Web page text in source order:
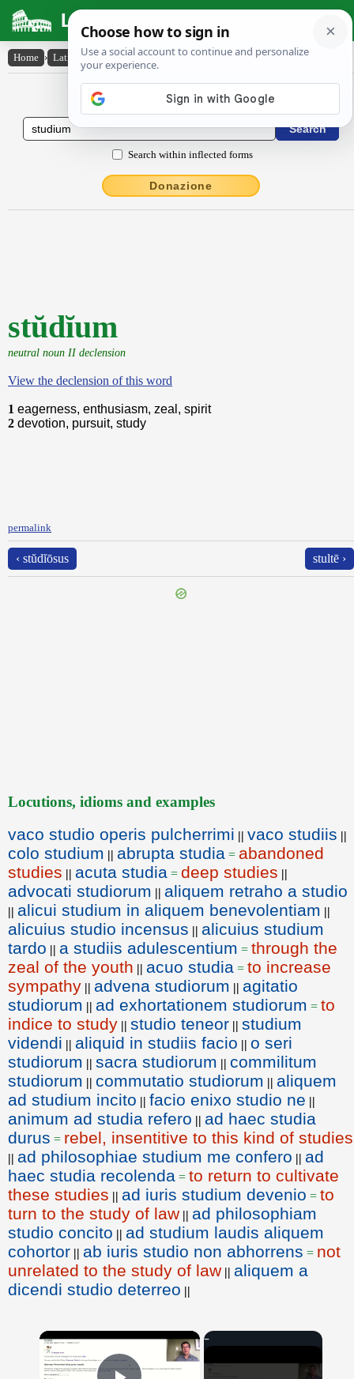
Latin Dictionary
Home › Latin-English › stŭdĭum
Latin to English Dictionary
Search within inflected forms
Donazione
stŭdĭum
neutral noun II declension
View the declension of this word
1 eagerness, enthusiasm, zeal, spirit
2 devotion, pursuit, study
permalink
‹ stŭdĭōsus stultē ›
Locutions, idioms and examples
vaco studio operis pulcherrimi || vaco studiis ||
colo studium || abrupta studia = abandoned
studies || acuta studia = deep studies ||
advocati studiorum || aliquem retraho a studio
|| alicui studium in aliquem benevolentiam ||
alicuius studio incensus || alicuius studium
tardo || a studiis adulescentium = through the
zeal of the youth || acuo studia = to increase
sympathy || advena studiorum || agitatio
studiorum || ad exhortationem studiorum = to
indice to study || studio teneor || studium
videndi || aliquid in studiis facio || o seri
studiorum || sacra studiorum || commilitum
studiorum || commutatio studiorum || aliquem
ad studium incito || facio enixo studio ne ||
animum ad studia refero || ad haec studia
durus = rebel, insentitive to this kind of studies
|| ad philosophiae studium me confero || ad
haec studia recolenda = to return to cultivate
these studies || ad iuris studium devenio = to
turn to the study of law || ad philosophiam
studio concito || ad studium laudis aliquem
cohortor || ab iuris studio non abhorrens = not
unrelated to the study of law || aliquem a
dicendi studio deterreo ||
×